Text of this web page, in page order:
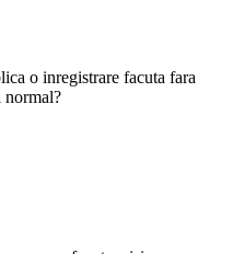
o inregistrare facuta fara
normal?